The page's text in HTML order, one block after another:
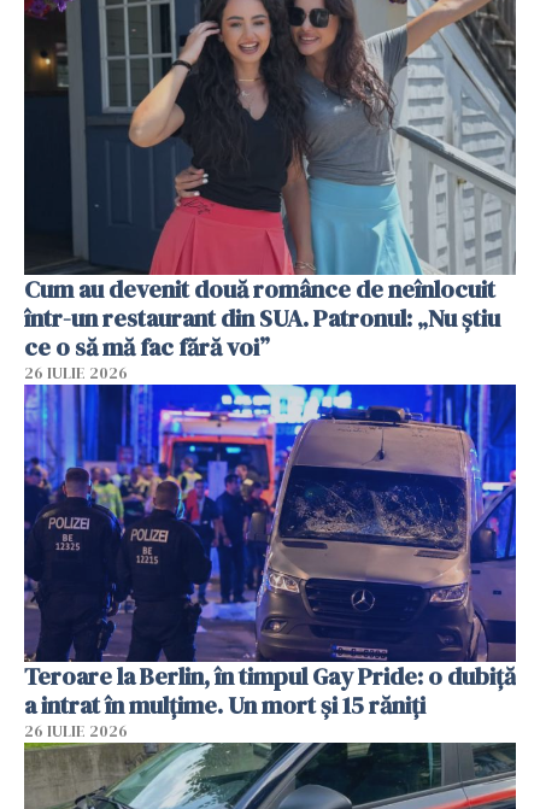
Cum au devenit două românce de neînlocuit
într-un restaurant din SUA. Patronul: „Nu știu
ce o să mă fac fără voi”
26 IULIE 2026
Teroare la Berlin, în timpul Gay Pride: o dubiță
a intrat în mulțime. Un mort și 15 răniți
26 IULIE 2026